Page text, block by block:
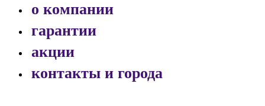
о компании
гарантии
акции
контакты и города